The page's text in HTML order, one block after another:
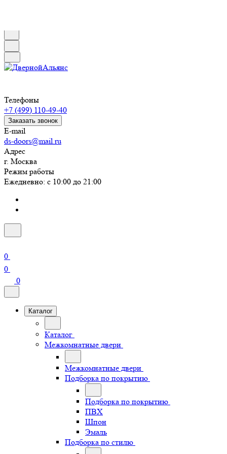
Телефоны
+7 (499) 110-49-40
Заказать звонок
E-mail
ds-doors@mail.ru
Адрес
г. Москва
Режим работы
Ежедневно: с 10:00 до 21:00
0
0
0
Каталог
Каталог
Межкомнатные двери
Межкомнатные двери
Подборка по покрытию
Подборка по покрытию
ПВХ
Шпон
Эмаль
Подборка по стилю